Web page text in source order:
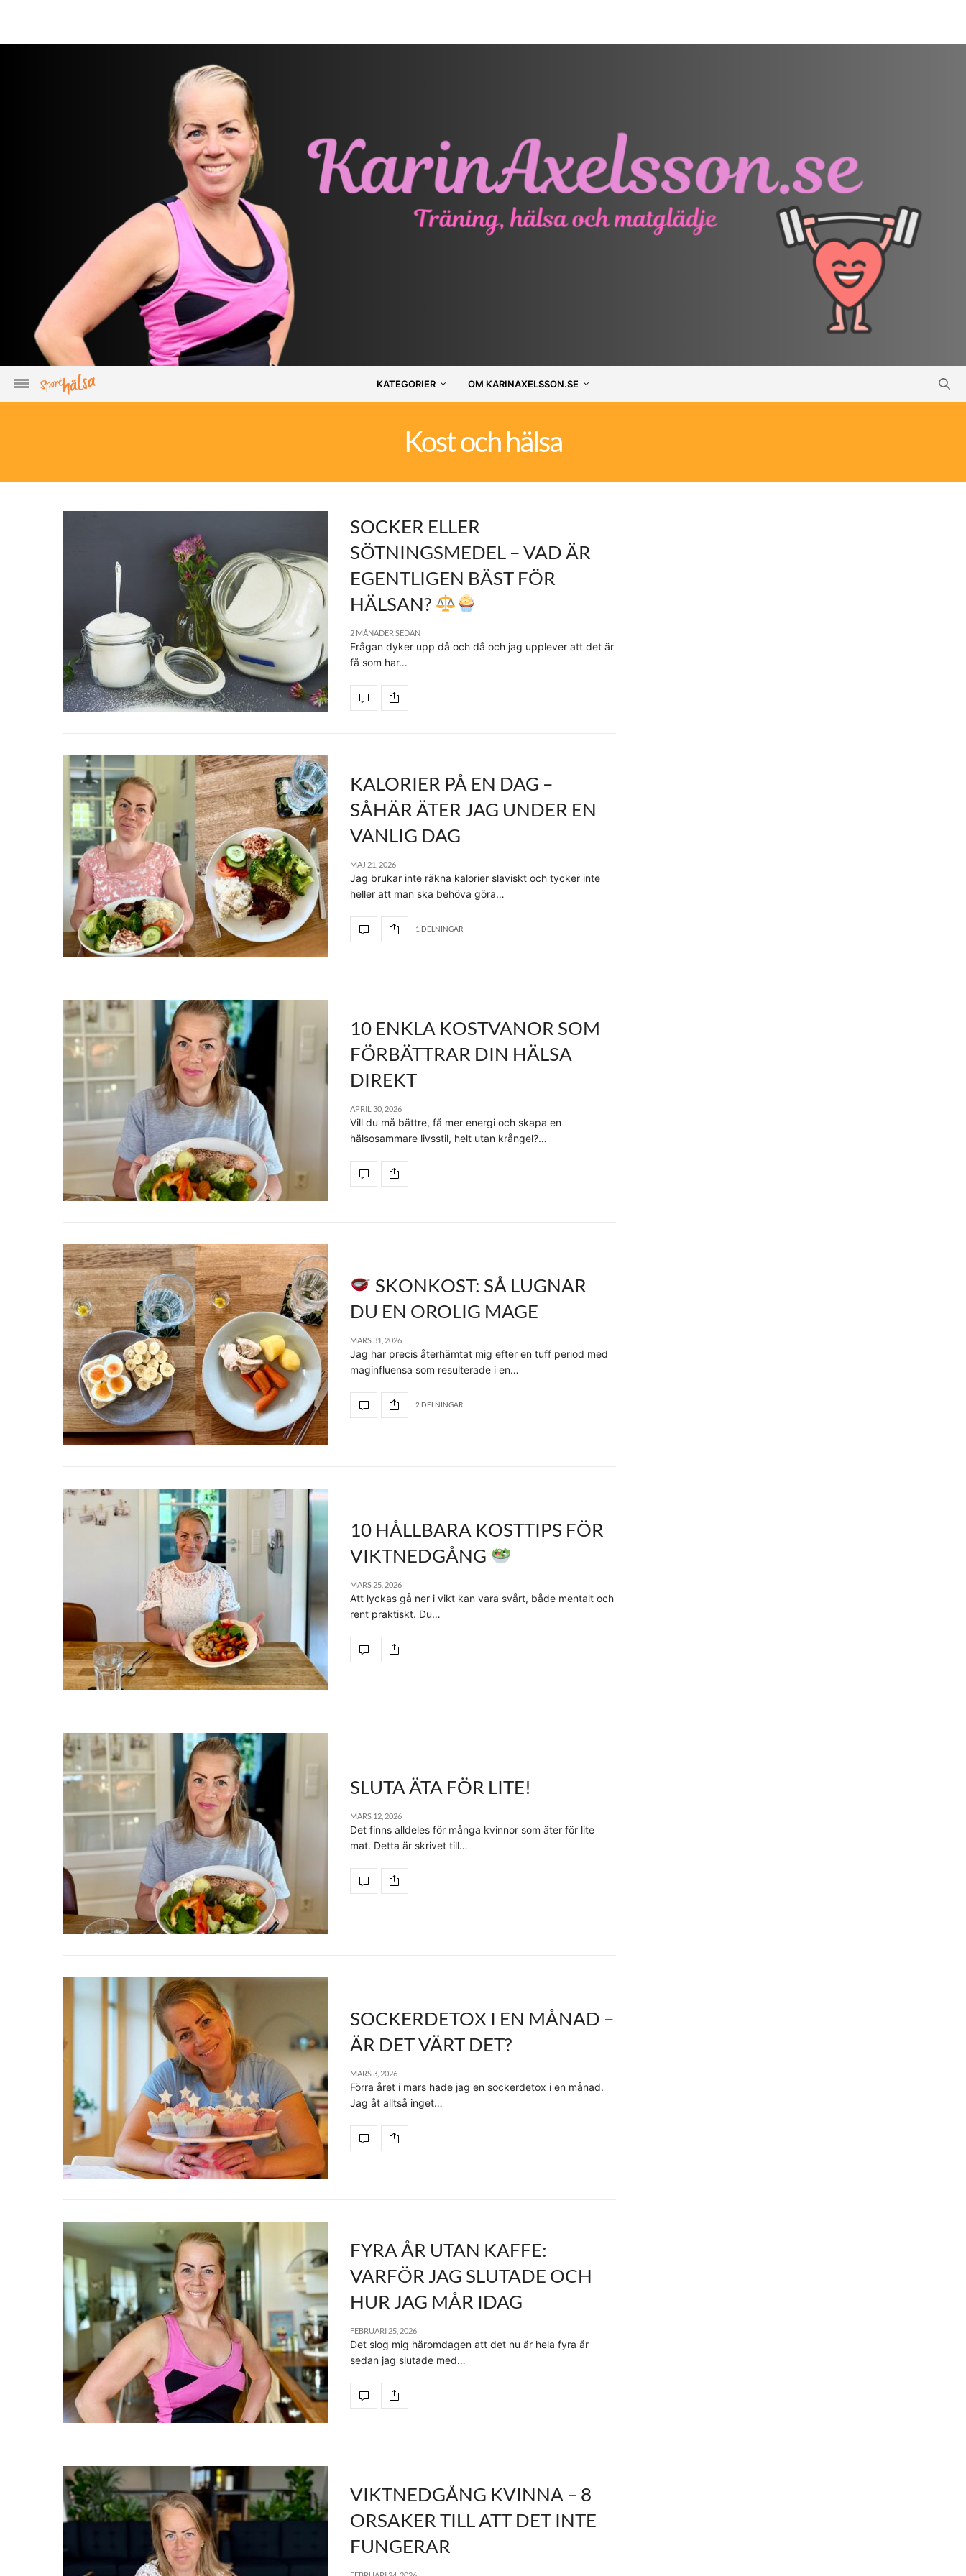
KATEGORIER OM KARINAXELSSON.SE
Kost och hälsa
SOCKER ELLER
SÖTNINGSMEDEL – VAD ÄR
EGENTLIGEN BÄST FÖR
HÄLSAN?
2 MÅNADER SEDAN
Frågan dyker upp då och då och jag upplever att det är
få som har…
KALORIER PÅ EN DAG –
SÅHÄR ÄTER JAG UNDER EN
VANLIG DAG
MAJ 21, 2026
Jag brukar inte räkna kalorier slaviskt och tycker inte
heller att man ska behöva göra…
1 DELNINGAR
10 ENKLA KOSTVANOR SOM
FÖRBÄTTRAR DIN HÄLSA
DIREKT
APRIL 30, 2026
Vill du må bättre, få mer energi och skapa en
hälsosammare livsstil, helt utan krångel?…
SKONKOST: SÅ LUGNAR
DU EN OROLIG MAGE
MARS 31, 2026
Jag har precis återhämtat mig efter en tuff period med
maginfluensa som resulterade i en…
2 DELNINGAR
10 HÅLLBARA KOSTTIPS FÖR
VIKTNEDGÅNG
MARS 25, 2026
Att lyckas gå ner i vikt kan vara svårt, både mentalt och
rent praktiskt. Du…
SLUTA ÄTA FÖR LITE!
MARS 12, 2026
Det finns alldeles för många kvinnor som äter för lite
mat. Detta är skrivet till…
SOCKERDETOX I EN MÅNAD –
ÄR DET VÄRT DET?
MARS 3, 2026
Förra året i mars hade jag en sockerdetox i en månad.
Jag åt alltså inget…
FYRA ÅR UTAN KAFFE:
VARFÖR JAG SLUTADE OCH
HUR JAG MÅR IDAG
FEBRUARI 25, 2026
Det slog mig häromdagen att det nu är hela fyra år
sedan jag slutade med…
VIKTNEDGÅNG KVINNA – 8
ORSAKER TILL ATT DET INTE
FUNGERAR